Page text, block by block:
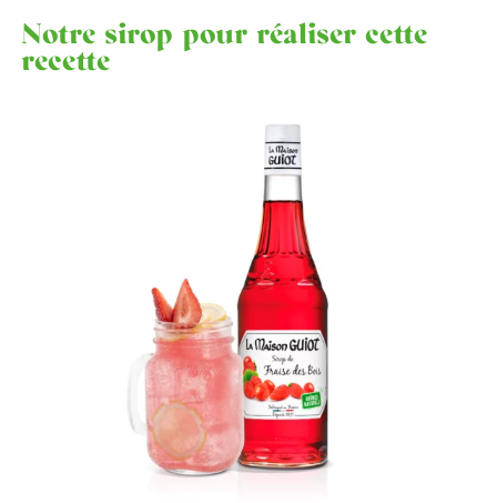
Notre sirop pour réaliser cette
recette
Sirop
Fraise
des
Bois